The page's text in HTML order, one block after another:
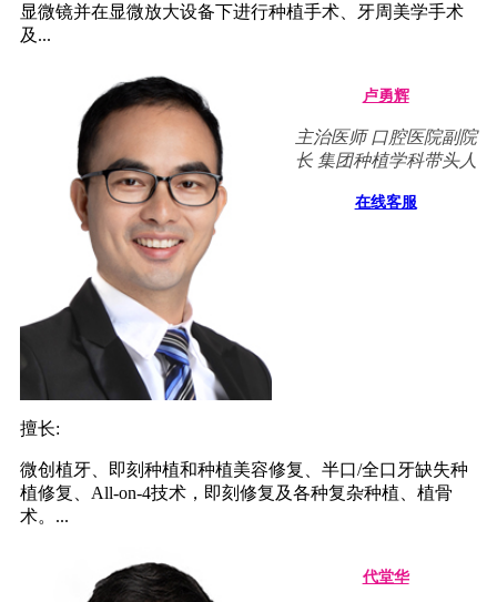
显微镜并在显微放大设备下进行种植手术、牙周美学手术
及...
卢勇辉
主治医师 口腔医院副院
长 集团种植学科带头人
在线客服
擅长:
微创植牙、即刻种植和种植美容修复、半口/全口牙缺失种
植修复、All-on-4技术，即刻修复及各种复杂种植、植骨
术。...
代堂华